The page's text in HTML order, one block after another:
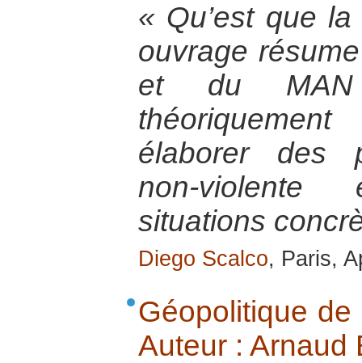
« Qu’est que
ouvrage
et du
élaborer des
non-
situations
Diego Scalco, Paris,
Géopolitique
Auteur : Arnaud